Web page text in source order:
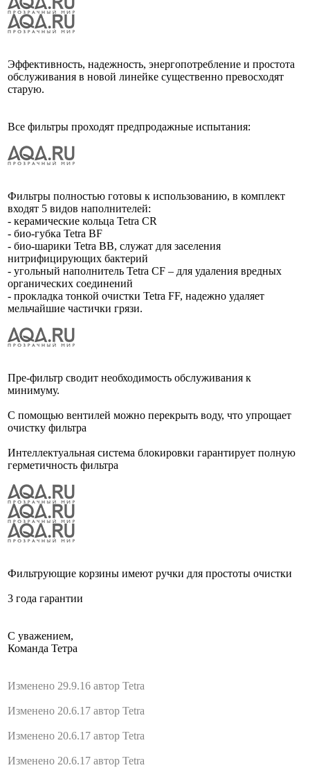
Эффективность, надежность, энергопотребление и простота
обслуживания в новой линейке существенно превосходят
старую.
Все фильтры проходят предпродажные испытания:
Фильтры полностью готовы к использованию, в комплект
входят 5 видов наполнителей:
- керамические кольца Tetra CR
- био-губка Tetra BF
- био-шарики Tetra BB, служат для заселения
нитрифицирующих бактерий
- угольный наполнитель Tetra CF – для удаления вредных
органических соединений
- прокладка тонкой очистки Tetra FF, надежно удаляет
мельчайшие частички грязи.
Пре-фильтр сводит необходимость обслуживания к
минимуму.
С помощью вентилей можно перекрыть воду, что упрощает
очистку фильтра
Интеллектуальная система блокировки гарантирует полную
герметичность фильтра
Фильтрующие корзины имеют ручки для простоты очистки
3 года гарантии
С уважением,
Команда Тетра
Изменено 29.9.16 автор Tetra
Изменено 20.6.17 автор Tetra
Изменено 20.6.17 автор Tetra
Изменено 20.6.17 автор Tetra